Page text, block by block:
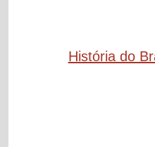
História do